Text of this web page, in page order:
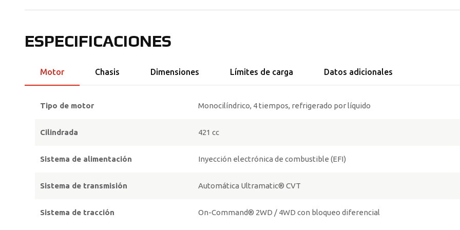
ESPECIFICACIONES
Motor Chasis Dimensiones Límites de carga Datos adicionales
Tipo de motor Monocilíndrico, 4 tiempos, refrigerado por líquido
Cilindrada 421 cc
Sistema de alimentación Inyección electrónica de combustible (EFI)
Sistema de transmisión Automática Ultramatic® CVT
Sistema de tracción On-Command® 2WD / 4WD con bloqueo diferencial